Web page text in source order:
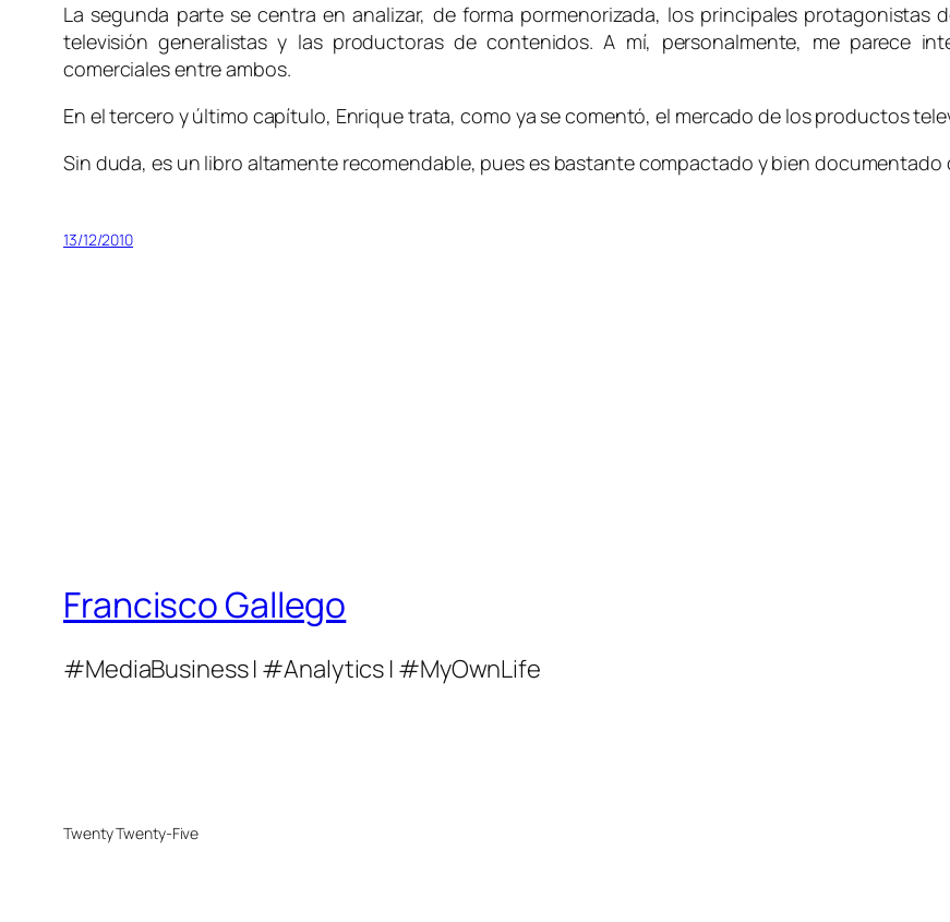
La segunda parte se centra en analizar, de forma pormenorizada, los principales
televisión generalistas y las productoras de contenidos. A mí, personalmente, me parece
comerciales entre ambos.
En el tercero y último capítulo, Enrique trata, como ya se comentó, el mercado de los productos
Sin duda, es un libro altamente recomendable, pues es bastante compactado y bien
13/12/2010
Francisco Gallego
#MediaBusiness | #Analytics | #MyOwnLife
Twenty Twenty-Five